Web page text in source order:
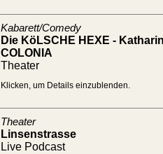
Kabarett/Comedy
Die KöLSCHE HEXE -
COLONIA
Theater
Klicken, um Details einzublenden.
Theater
Linsenstrasse
Live Podcast